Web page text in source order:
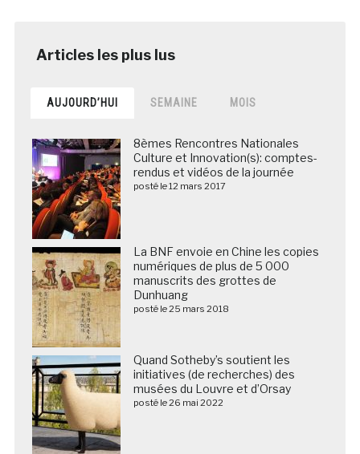
AUJOURD’HUI SEMAINE MOIS
8èmes Rencontres Nationales
Culture et Innovation(s): comptes-
rendus et vidéos de la journée
posté le 12 mars 2017
La BNF envoie en Chine les copies
numériques de plus de 5 000
manuscrits des grottes de
Dunhuang
posté le 25 mars 2018
Quand Sotheby’s soutient les
initiatives (de recherches) des
musées du Louvre et d’Orsay
posté le 26 mai 2022